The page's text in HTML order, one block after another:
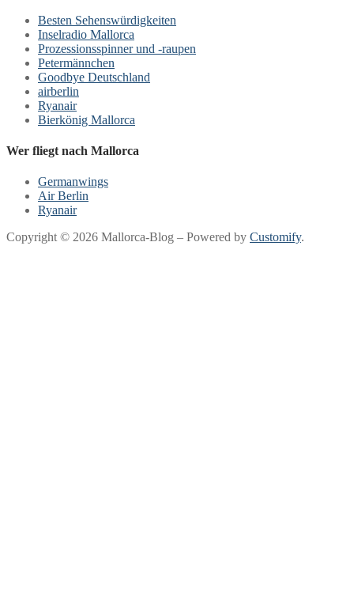
Besten Sehenswürdigkeiten
Inselradio Mallorca
Prozessionsspinner und -raupen
Petermännchen
Goodbye Deutschland
airberlin
Ryanair
Bierkönig Mallorca
Wer fliegt nach Mallorca
Germanwings
Air Berlin
Ryanair
Copyright © 2026 Mallorca-Blog – Powered by Customify.